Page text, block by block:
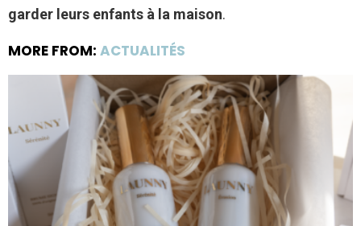
garder leurs enfants à la maison.
MORE FROM: ACTUALITÉS